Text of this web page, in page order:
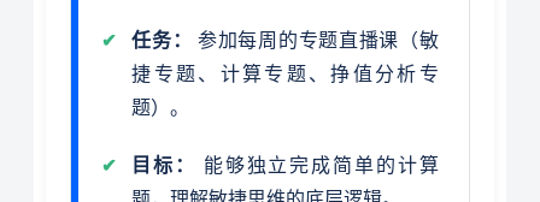
任务：
参加每周的专题直播课（敏
捷专题、计算专题、挣值分析专
题）。
目标：
能够独立完成简单的计算